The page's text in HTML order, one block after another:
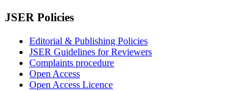
JSER Policies
Editorial & Publishing Policies
JSER Guidelines for Reviewers
Complaints procedure
Open Access
Open Access Licence